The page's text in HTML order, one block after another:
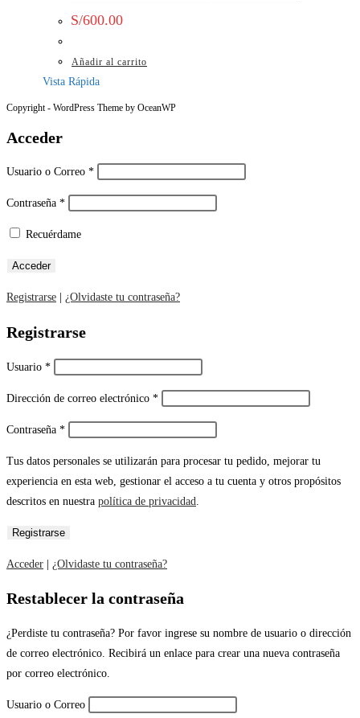
S/600.00
Añadir al carrito
Vista Rápida
Copyright - WordPress Theme by OceanWP
Acceder
Usuario o Correo *
Contraseña *
Recuérdame
Registrarse ¿Olvidaste tu contraseña?
Registrarse
Usuario *
Dirección de correo electrónico *
Contraseña *
Tus datos personales se utilizarán para procesar tu pedido, mejorar tu
experiencia en esta web, gestionar el acceso a tu cuenta y otros propósitos
descritos en nuestra política de privacidad
Acceder | ¿Olvidaste tu contraseña?
Restablecer la contraseña
¿Perdiste tu contraseña? Por favor ingrese su nombre de usuario o dirección
de correo electrónico. Recibirá un enlace para crear una nueva contraseña
por correo electrónico.
Usuario o Correo